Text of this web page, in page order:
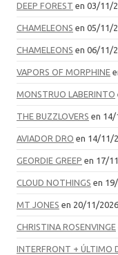
DEEP FOREST en 03/11/
CHAMELEONS en 05/11/
CHAMELEONS en 06/11/
VAPORS OF MORPHINE
MONSTRUO LABERINTO
THE BUZZLOVERS en 14/
AVIADOR DRO en 14/11/
GEORDIE GREEP en 17/
CLOUD NOTHINGS en
MT JONES en 20/11/2026
CHRISTINA ROSENVINGE
INTERFRONT + ÚLTIMO